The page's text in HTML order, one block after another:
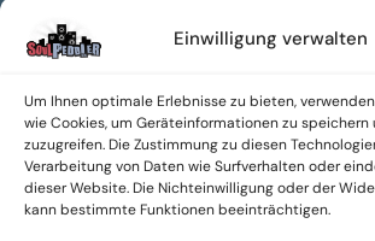
Einwilligung verwalten
Um Ihnen optimale Erlebnisse zu bieten,
wie Cookies, um Geräteinformationen zu
zuzugreifen. Die Zustimmung zu diesen
Verarbeitung von Daten wie Surfverhalten oder
dieser Website. Die Nichteinwilligung oder der
kann bestimmte Funktionen beeinträchtigen.
entwickelt aus dem SoulPeddler Vinyl-
unserer Online-Gig-Plattform.
Wir bieten eine breite Auswahl an sowohl
sammelwürdigen als auch Mainstream-Titeln
Vinyl, CD und weiteren Medien.
Sowohl neue als auch gebrauchte, nach